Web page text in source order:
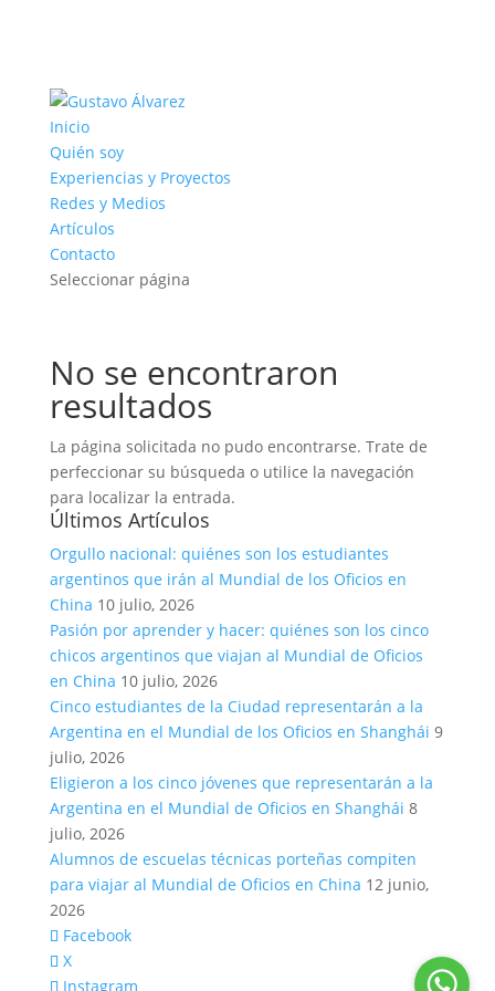
Inicio
Quién soy
Experiencias y Proyectos
Redes y Medios
Artículos
Contacto
Seleccionar página
No se encontraron
resultados
La página solicitada no pudo encontrarse. Trate de
perfeccionar su búsqueda o utilice la navegación
para localizar la entrada.
Últimos Artículos
Orgullo nacional: quiénes son los estudiantes
argentinos que irán al Mundial de los Oficios en
China 10 julio, 2026
Pasión por aprender y hacer: quiénes son los cinco
chicos argentinos que viajan al Mundial de Oficios
en China 10 julio, 2026
Cinco estudiantes de la Ciudad representarán a la
Argentina en el Mundial de los Oficios en Shanghái 9
julio, 2026
Eligieron a los cinco jóvenes que representarán a la
Argentina en el Mundial de Oficios en Shanghái 8
julio, 2026
Alumnos de escuelas técnicas porteñas compiten
para viajar al Mundial de Oficios en China 12 junio,
2026
Facebook
X
Instagram